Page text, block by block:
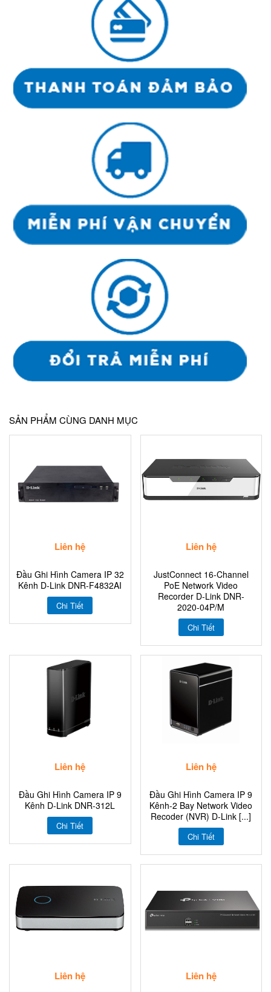
SẢN PHẨM CÙNG DANH MỤC
Liên hệ
Đầu Ghi Hình Camera IP 32
Kênh D-Link DNR-F4832AI
Chi Tiết
Liên hệ
JustConnect 16-Channel
PoE Network Video
Recorder D-Link DNR-
2020-04P/M
Chi Tiết
Liên hệ
Đầu Ghi Hình Camera IP 9
Kênh D-Link DNR-312L
Chi Tiết
Liên hệ
Đầu Ghi Hình Camera IP 9
Kênh-2 Bay Network Video
Recoder (NVR) D-Link [...]
Chi Tiết
Liên hệ Liên hệ